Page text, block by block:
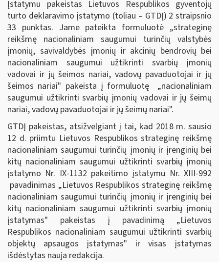
Įstatymu pakeistas Lietuvos Respublikos gyventojų
turto deklaravimo įstatymo (toliau – GTDĮ) 2 straipsnio
33 punktas. Jame pateikta formuluotė „strateginę
reikšmę nacionaliniam saugumui turinčių valstybės
įmonių, savivaldybės įmonių ir akcinių bendrovių bei
nacionaliniam saugumui užtikrinti svarbių įmonių
vadovai ir jų šeimos nariai, vadovų pavaduotojai ir jų
šeimos nariai" pakeista į formuluotę „nacionaliniam
saugumui užtikrinti svarbių įmonių vadovai ir jų šeimų
nariai, vadovų pavaduotojai ir jų šeimų nariai".
GTDĮ pakeistas, atsižvelgiant į tai, kad 2018 m. sausio
12 d. priimtu Lietuvos Respublikos strateginę reikšmę
nacionaliniam saugumui turinčių įmonių ir įrenginių bei
kitų nacionaliniam saugumui užtikrinti svarbių įmonių
įstatymo Nr. IX-1132 pakeitimo įstatymu Nr. XIII-992
pavadinimas „Lietuvos Respublikos strateginę reikšmę
nacionaliniam saugumui turinčių įmonių ir įrenginių bei
kitų nacionaliniam saugumui užtikrinti svarbių įmonių
įstatymas" pakeistas į pavadinimą „Lietuvos
Respublikos nacionaliniam saugumui užtikrinti svarbių
objektų apsaugos įstatymas" ir visas įstatymas
išdėstytas nauja redakcija.